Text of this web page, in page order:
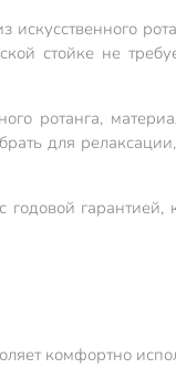
искусственного
стойке не
ротанга,
для
гарантией,
комфортно